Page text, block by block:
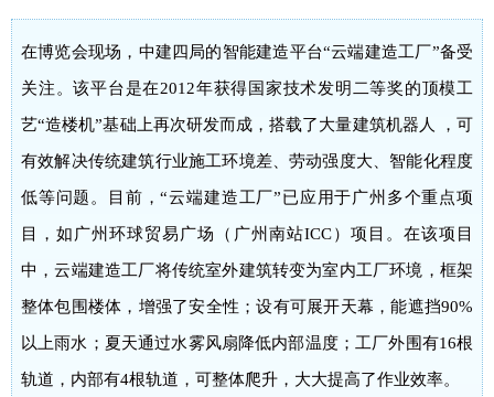
在博览会现场，中建四局的智能建造平台“云端建造工厂”备受
关注。该平台是在2012年获得国家技术发明二等奖的顶模工
艺“造楼机”基础上再次研发而成，搭载了大量建筑机器人 ，可
有效解决传统建筑行业施工环境差、劳动强度大、智能化程度
低等问题。目前，“云端建造工厂”已应用于广州多个重点项
目，如广州环球贸易广场（广州南站ICC）项目。在该项目
中，云端建造工厂将传统室外建筑转变为室内工厂环境，框架
整体包围楼体，增强了安全性；设有可展开天幕，能遮挡90%
以上雨水；夏天通过水雾风扇降低内部温度；工厂外围有16根
轨道，内部有4根轨道，可整体爬升，大大提高了作业效率。